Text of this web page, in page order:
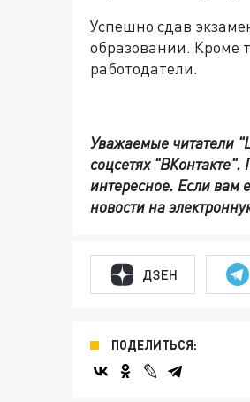
Успешно сдав
образовании. Кроме
работодатели.
Уважаемые читатели
соцсетях"ВКонтакте".
интересное. Если вам
новости на
ДЗЕН
ПОДЕЛИТЬСЯ: